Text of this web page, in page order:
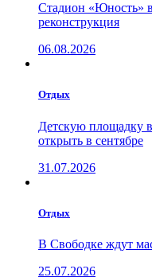
Стадион «Юность»
реконструкция
06.08.2026
Отдых
Детскую площадку
открыть в сентябре
31.07.2026
Отдых
В Свободке ждут
25.07.2026